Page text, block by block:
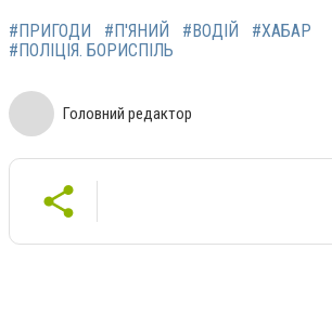
#ПРИГОДИ #П'ЯНИЙ #ВОДІЙ
#ХАБАР
#ПОЛІЦІЯ. БОРИСПІЛЬ
Головний редактор